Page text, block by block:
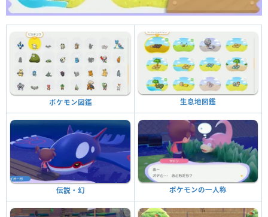
ポケモン図鑑 生息地図鑑
伝説・幻 ポケモンの一人称